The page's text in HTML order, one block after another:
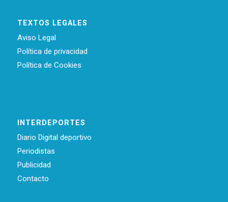
TEXTOS LEGALES
Aviso Legal
Política de privacidad
Política de Cookies
INTERDEPORTES
Diario Digital deportivo
Periodistas
Publicidad
Contacto